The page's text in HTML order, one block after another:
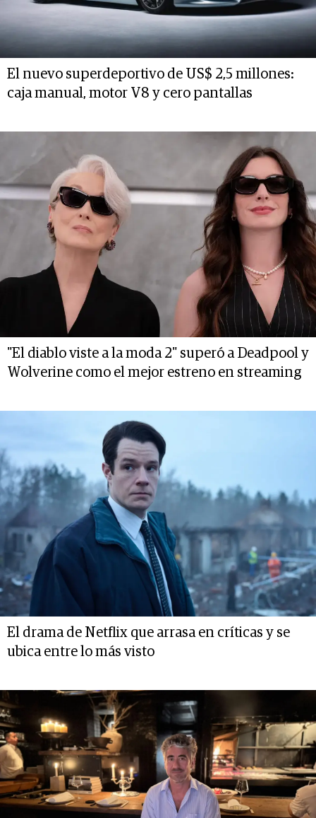
El nuevo superdeportivo de US$ 2,5 millones:
caja manual, motor V8 y cero pantallas
"El diablo viste a la moda 2" superó a Deadpool y
Wolverine como el mejor estreno en streaming
El drama de Netflix que arrasa en críticas y se
ubica entre lo más visto